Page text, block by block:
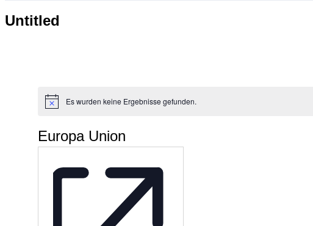
Untitled
HinweisEs wurden keine Ergebnisse gefunden.
Europa Union